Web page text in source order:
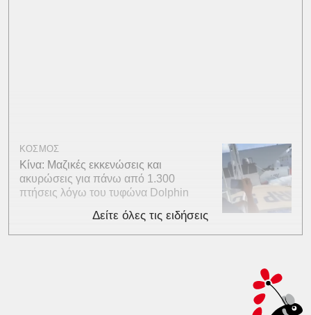
ΚΟΣΜΟΣ
Κίνα: Μαζικές εκκενώσεις και
ακυρώσεις για πάνω από 1.300
πτήσεις λόγω του τυφώνα Dolphin
Δείτε όλες τις ειδήσεις